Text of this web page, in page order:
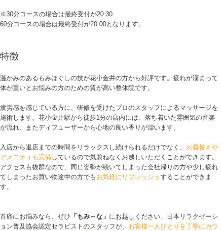
※30分コースの場合は最終受付が20:30
60分コースの場合は最終受付が20:00となります。
特徴
温かみのあるもみほぐしの技が花小金井の方から好評です。疲れが溜まって
体が重いとお悩みの方のための質が高い整体院です。
疲労感を感じている方に、研修を受けたプロのスタッフによるマッサージを
施術します。花小金井駅から徒歩1分の店内には、落ち着いた雰囲気の音楽
が流れ、またディフューザーから心地の良い香りが漂います。
入店から退店までの時間をリラックスし続けられるだけでなく、 お着替えや
アメニティも完備しているので気兼ねなくお越しいただくことができます。
アクセスも抜群なので、同じ姿勢が続いてしまった会社帰りの方や少し疲れ
てしまったお買い物途中の方でも お気軽にリフレッシュすることができま
す。
首痛にお悩みなら、ぜひ 「もみ～な」 にお越しください。日本リラクゼーシ
ョン普及協会認定セラピストのスタッフが、 お客様一人ひとりを丁寧にカウ